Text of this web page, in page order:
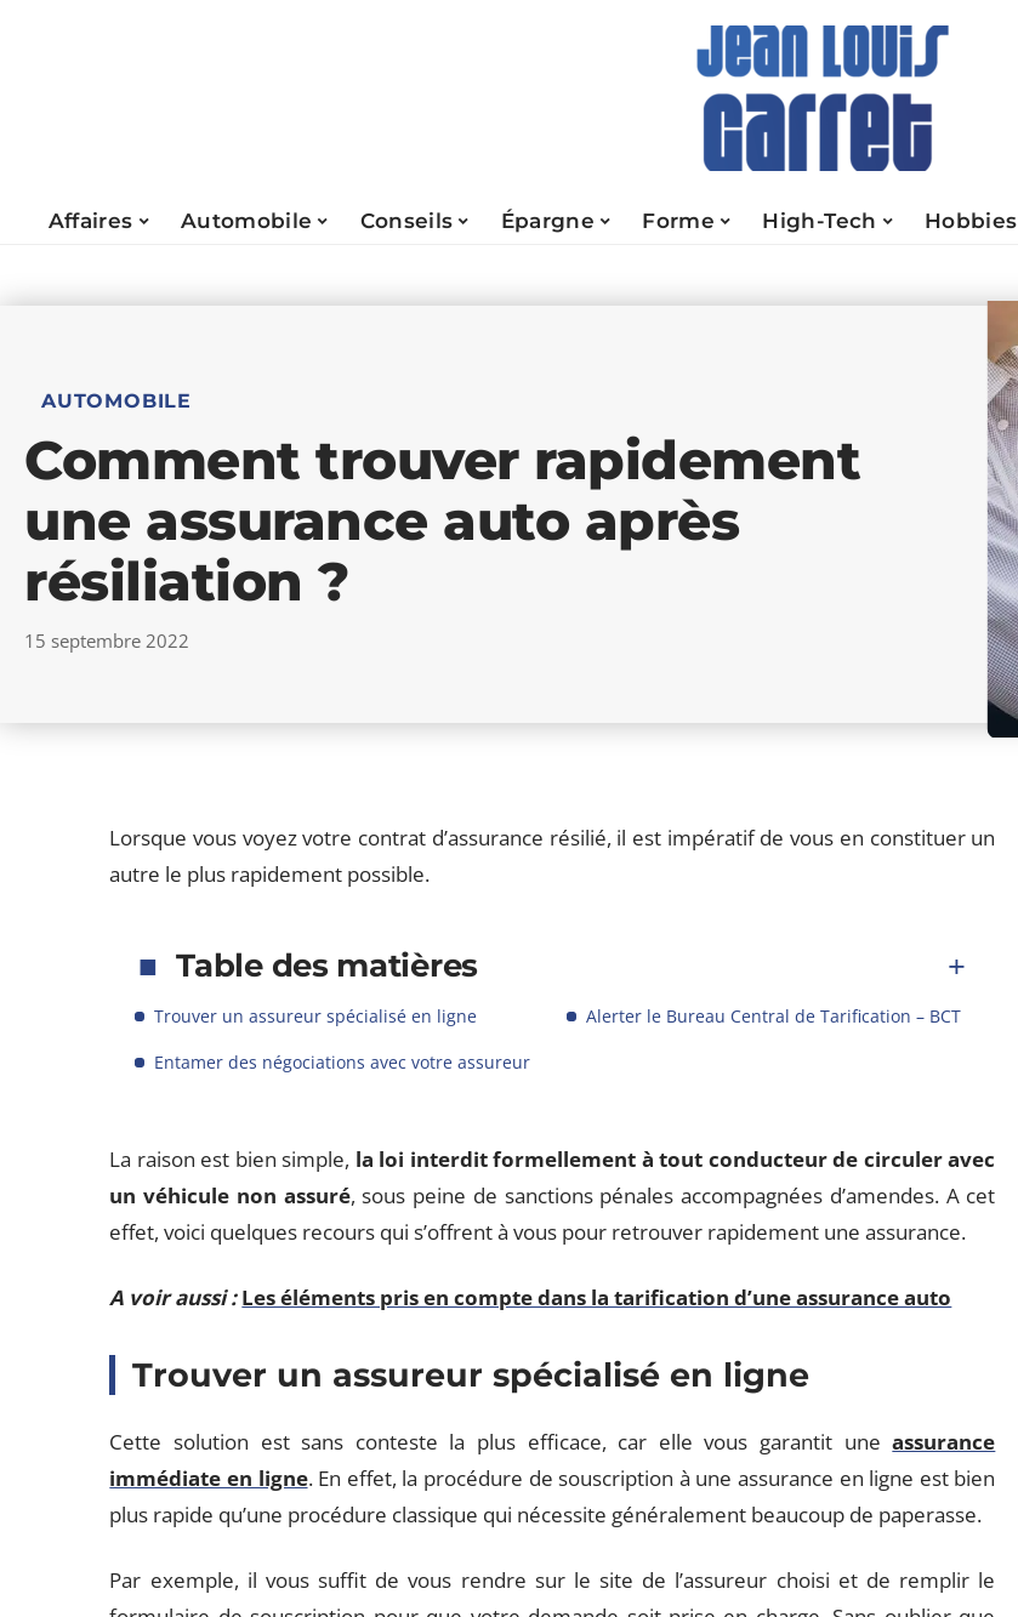
Affaires Automobile Conseils Épargne Forme High-Tech Hobbies
AUTOMOBILE
Comment trouver rapidement
une assurance auto après
résiliation ?
15 septembre 2022
Lorsque vous voyez votre contrat d’assurance résilié, il est impératif de vous en constituer un
autre le plus rapidement possible.
Table des matières
Trouver un assureur spécialisé en ligne
Alerter le Bureau Central de Tarification – BCT
Entamer des négociations avec votre assureur
La raison est bien simple, la loi interdit formellement à tout conducteur de circuler avec
un véhicule non assuré, sous peine de sanctions pénales accompagnées d’amendes. A cet
effet, voici quelques recours qui s’offrent à vous pour retrouver rapidement une assurance.
A voir aussi : Les éléments pris en compte dans la tarification d’une assurance auto
Trouver un assureur spécialisé en ligne
Cette solution est sans conteste la plus efficace, car elle vous garantit uneassurance
immédiate en ligne. En effet, la procédure de souscription à une assurance en ligne est bien
plus rapide qu’une procédure classique qui nécessite généralement beaucoup de paperasse.
Par exemple, il vous suffit de vous rendre sur le site de l’assureur choisi et de remplir le